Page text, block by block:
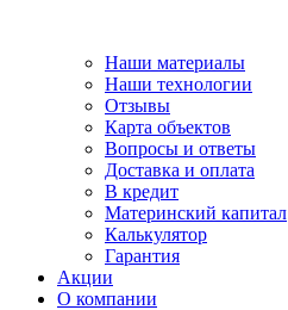
Наши материалы
Наши технологии
Отзывы
Карта объектов
Вопросы и ответы
Доставка и оплата
В кредит
Материнский капитал
Калькулятор
Гарантия
Акции
О компании